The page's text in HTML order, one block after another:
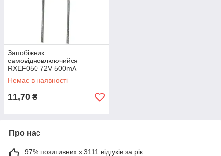
Запобіжник
самовідновлюючийся
RXEF050 72V 500mA
Немає в наявності
11,70 ₴
Про нас
97% позитивних з 3111 відгуків за рік